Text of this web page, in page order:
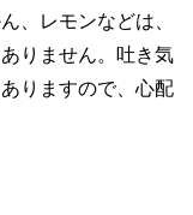
、レモンなどは、
りません。吐き気
りますので、心配